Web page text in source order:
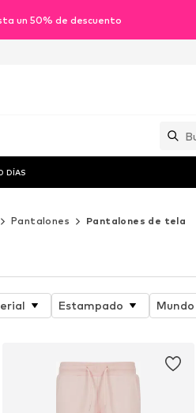
un 50% de descuento
DÍAS
Pantalones Pantalones de tela
Estampado